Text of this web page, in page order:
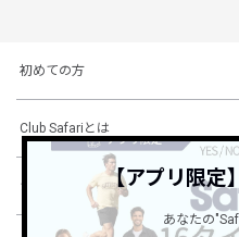
初めての方
Club Safariとは
ショッピングガイド【アプリ限定
あなたの